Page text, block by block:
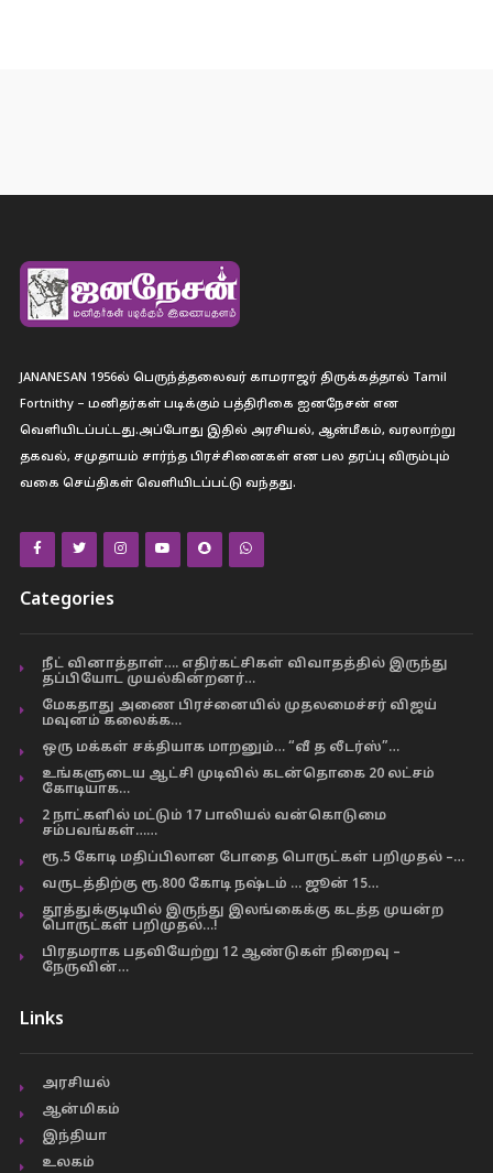
JANANESAN 1956ல் பெருந்த்தலைவர் காமராஜர் திருக்கத்தால் Tamil
Fortnithy – மனிதர்கள் படிக்கும் பத்திரிகை ஐனநேசன் என
வெளியிடப்பட்டது.அப்போது இதில் அரசியல், ஆன்மீகம், வரலாற்று
தகவல், சமுதாயம் சார்ந்த பிரச்சினைகள் என பல தரப்பு விரும்பும்
வகை செய்திகள் வெளியிடப்பட்டு வந்தது.
Categories
நீட் வினாத்தாள்…. எதிர்கட்சிகள் விவாதத்தில் இருந்து
தப்பியோட முயல்கின்றனர்…
மேகதாது அணை பிரச்னையில் முதலமைச்சர் விஜய்
மவுனம் கலைக்க…
ஒரு மக்கள் சக்தியாக மாறனும்… “வீ த லீடர்ஸ்”…
உங்களுடைய ஆட்சி முடிவில் கடன்தொகை 20 லட்சம்
கோடியாக…
2 நாட்களில் மட்டும் 17 பாலியல் வன்கொடுமை
சம்பவங்கள்……
ரூ.5 கோடி மதிப்பிலான போதை பொருட்கள் பறிமுதல் –…
வருடத்திற்கு ரூ.800 கோடி நஷ்டம் … ஜூன் 15…
தூத்துக்குடியில் இருந்து இலங்கைக்கு கடத்த முயன்ற
பொருட்கள் பறிமுதல்…!
பிரதமராக பதவியேற்று 12 ஆண்டுகள் நிறைவு –
நேருவின்…
Links
அரசியல்
ஆன்மிகம்
இந்தியா
உலகம்